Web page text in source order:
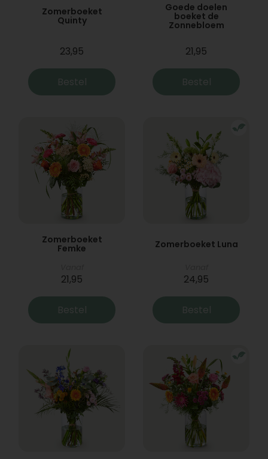
Zomerboeket
Quinty
23,95
Bestel
Goede doelen
boeket de
Zonnebloem
21,95
Bestel
Zomerboeket
Femke
21,95
Bestel
Zomerboeket Luna
24,95
Bestel